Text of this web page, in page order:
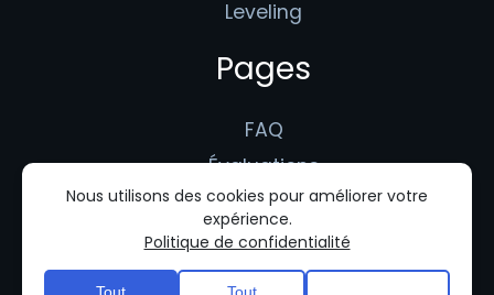
Nous utilisons des cookies pour améliorer votre
expérience.
Politique de confidentialité
Leveling
Pages
FAQ
Évaluations
Booster Application
Conditions d'utilisation
Politique de confidentialité